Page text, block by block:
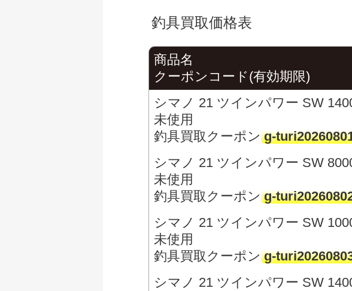
釣具買取価格表
商品名
クーポンコード(有効期限)
シマノ 21 ツインパワー SW
未使用
釣具買取クーポン g-
シマノ 21 ツインパワー SW
未使用
釣具買取クーポン g-
シマノ 21 ツインパワー SW
未使用
釣具買取クーポン g-
シマノ 21 ツインパワー SW